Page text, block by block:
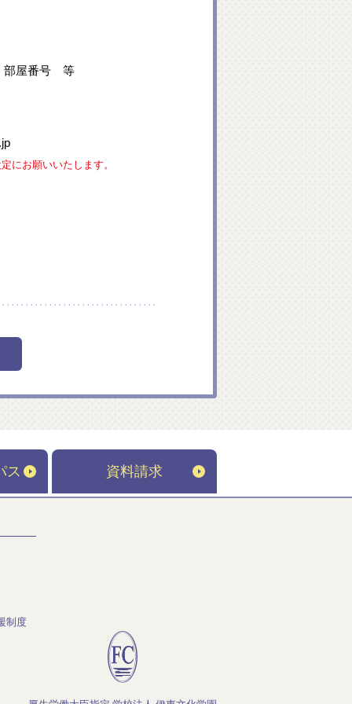
部屋番号 等
にお願いいたします。
ス 資料請求
制度